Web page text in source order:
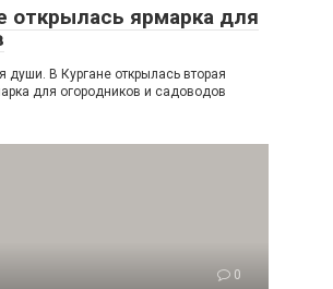
открылась ярмарка для
души. В Кургане открылась вторая
для огородников и садоводов
0